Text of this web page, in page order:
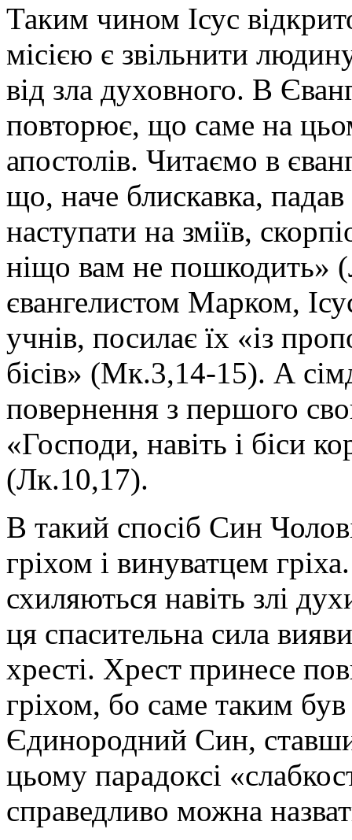
Таким чином Ісус
місією є звільнити
від зла духовного. В
повторює, що саме на
апостолів. Читаємо в
що, наче блискавка,
наступати на зміїв,
ніщо вам не пошкодить»
євангелистом Марком,
учнів, посилає їх «із
бісів» (Мк.3,14-15). А
повернення з першого
«Господи, навіть і біси
(Лк.10,17).
В такий спосіб Син
гріхом і винуватцем
схиляються навіть злі
ця спасительна сила
хресті. Хрест принесе
гріхом, бо саме таким
Єдинородний Син,
цьому парадоксі
справедливо можна